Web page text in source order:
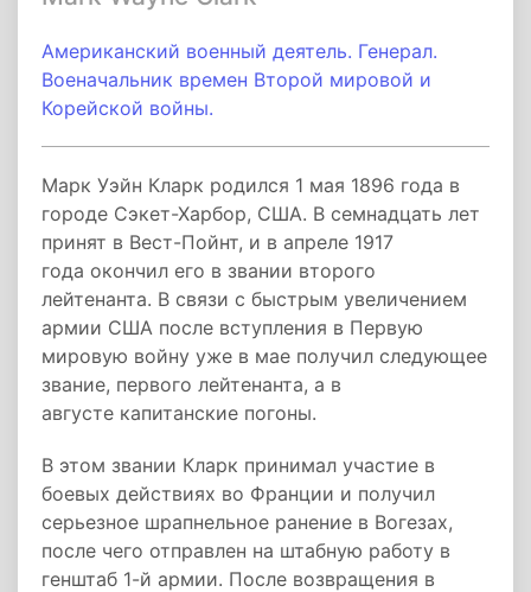
Американский военный деятель. Генерал.
Военачальник времен Второй мировой и
Корейской войны.
Марк Уэйн Кларк родился 1 мая 1896 года в
городе Сэкет-Харбор, США. В семнадцать лет
принят в Вест-Пойнт, и в апреле 1917
года окончил его в звании второго
лейтенанта. В связи с быстрым увеличением
армии США после вступления в Первую
мировую войну уже в мае получил следующее
звание, первого лейтенанта, а в
августе капитанские погоны.
В этом звании Кларк принимал участие в
боевых действиях во Франции и получил
серьезное шрапнельное ранение в Вогезах,
после чего отправлен на штабную работу в
генштаб 1-й армии. После возвращения в